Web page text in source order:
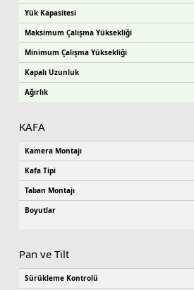
Yük Kapasitesi
Maksimum Çalışma Yüksekliği
Minimum Çalışma Yüksekliği
Kapalı Uzunluk
Ağırlık
KAFA
Kamera Montajı
Kafa Tipi
Taban Montajı
Boyutlar
Pan ve Tilt
Sürükleme Kontrolü